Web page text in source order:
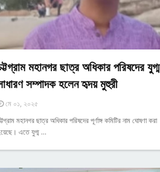
মহানগর ছাত্র অধিকার পরিষদের যুগ্ম
সম্পাদক হলেন হৃদয় মুহুরী
মে ০১, ২০২৫
মহানগর ছাত্র অধিকার পরিষদের পূর্ণাঙ্গ কমিটির নাম ঘোষণা করা
এতে যুগ্ম …